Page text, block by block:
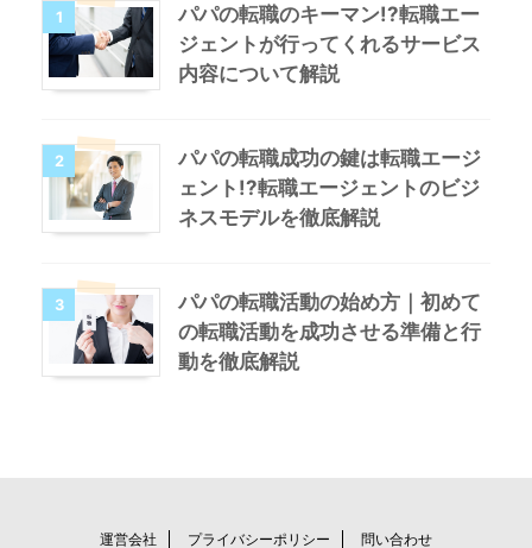
1
パパの転職のキーマン!?転職エー
ジェントが行ってくれるサービス
内容について解説
2
パパの転職成功の鍵は転職エージ
ェント!?転職エージェントのビジ
ネスモデルを徹底解説
3
パパの転職活動の始め方｜初めて
の転職活動を成功させる準備と行
動を徹底解説
運営会社 プライバシーポリシー 問い合わせ